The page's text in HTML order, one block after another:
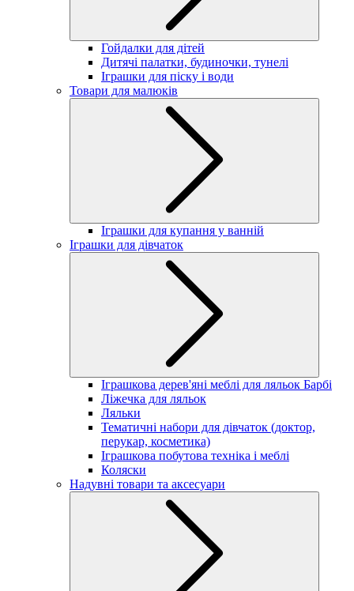
Гойдалки для дітей
Дитячі палатки, будиночки, тунелі
Іграшки для піску і води
Товари для малюків
Іграшки для купання у ванній
Іграшки для дівчаток
Іграшкова дерев'яні меблі для ляльок Барбі
Ліжечка для ляльок
Ляльки
Тематичні набори для дівчаток (доктор,
перукар, косметика)
Іграшкова побутова техніка і меблі
Коляски
Надувні товари та аксесуари